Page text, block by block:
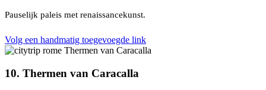
Pauselijk paleis met renaissancekunst.
Volg een handmatig toegevoegde link
10. Thermen van Caracalla